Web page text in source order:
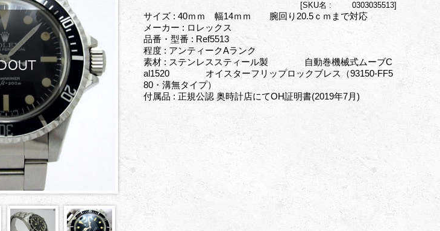
[SKU名 : 0303035513]
サイズ : 40ｍｍ 幅14ｍｍ 腕回り20.5ｃｍまで対応
メーカー : ロレックス
品番・型番 : Ref5513
程度 : アンティークAランク
素材 : ステンレススティール製 自動巻機械式ムーブC
al1520 オイスターフリップロックブレス（93150‐FF5
80・溝無タイプ）
付属品 : 正規公認 奥時計店にてOH証明書(2019年7月)